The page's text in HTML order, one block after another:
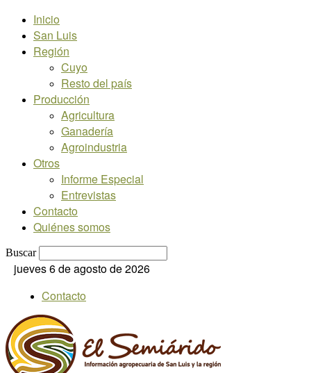
Inicio
San Luis
Región
Cuyo
Resto del país
Producción
Agricultura
Ganadería
Agroindustria
Otros
Informe Especial
Entrevistas
Contacto
Quiénes somos
Buscar
jueves 6 de agosto de 2026
Contacto